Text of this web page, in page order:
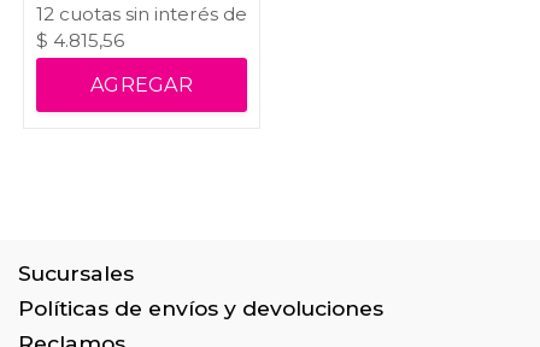
12 cuotas sin interés de
$ 4.815,56
AGREGAR
Sucursales
Políticas de envíos y devoluciones